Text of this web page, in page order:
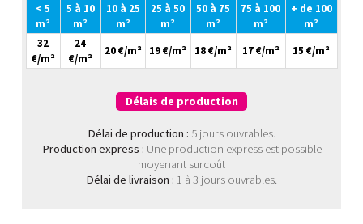
< 5
m²
5 à 10
m²
10 à 25
m²
25 à 50
m²
50 à 75
m²
75 à 100
m²
+ de 100
m²
32
€/m²
24
€/m²
20 €/m² 19 €/m² 18 €/m² 17 €/m² 15 €/m²
Délais de production
Délai de production : 5 jours ouvrables.
Production express : Une production express est possible
moyenant surcoût
Délai de livraison : 1 à 3 jours ouvrables.